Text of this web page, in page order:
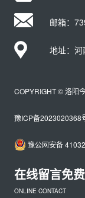
邮箱：
地址：
COPYRIGHT © 洛阳
豫ICP备2023020368
豫公网安备
在线留言免
ONLINE CONTACT